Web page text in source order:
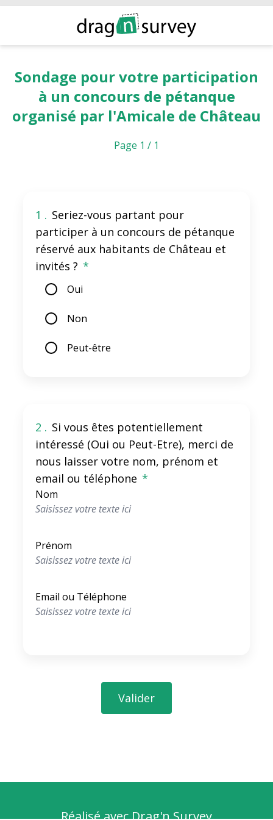
Sondage pour votre participation
à un concours de pétanque
organisé par l'Amicale de Château
Page 1 / 1
1 . Seriez-vous partant pour
participer à un concours de pétanque
réservé aux habitants de Château et
invités ? *
Oui
Non
Peut-être
2 . Si vous êtes potentiellement
intéressé (Oui ou Peut-Etre), merci de
nous laisser votre nom, prénom et
email ou téléphone *
Nom
Prénom
Email ou Téléphone
Valider
Réalisé avecDrag'n Survey